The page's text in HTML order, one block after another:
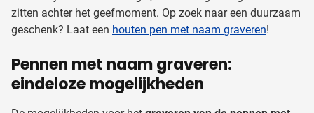
zitten achter het geefmoment. Op zoek naar een duurzaam
geschenk? Laat een houten pen met naam graveren!
Pennen met naam graveren:
eindeloze mogelijkheden